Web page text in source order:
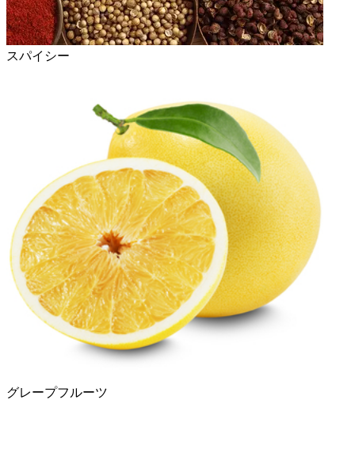
スパイシー
グレープフルーツ